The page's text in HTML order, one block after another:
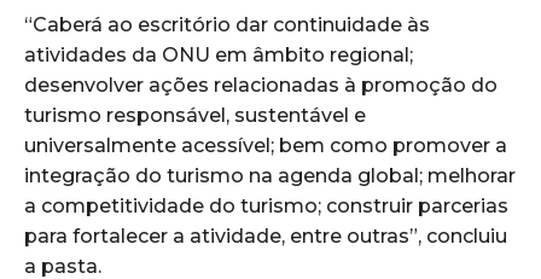
“Caberá ao escritório dar continuidade às
atividades da ONU em âmbito regional;
desenvolver ações relacionadas à promoção do
turismo responsável, sustentável e
universalmente acessível; bem como promover a
integração do turismo na agenda global; melhorar
a competitividade do turismo; construir parcerias
para fortalecer a atividade, entre outras”, concluiu
a pasta.